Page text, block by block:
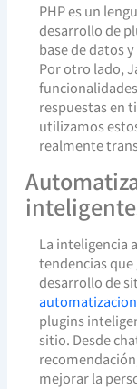
PHP es un
desarrollo de
base de datos
Por otro lado,
respuestas en
utilizamos
realmente
La inteligencia
tendencias que
desarrollo de
plugins
sitio. Desde
mejorar la